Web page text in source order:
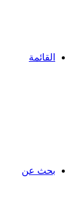
القائمة
بحث عن